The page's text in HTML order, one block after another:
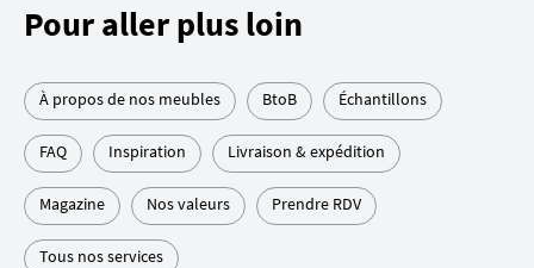
Pour aller plus loin
À propos de nos meubles BtoB Échantillons
FAQ Inspiration Livraison & expédition
Magazine Nos valeurs Prendre RDV
Tous nos services